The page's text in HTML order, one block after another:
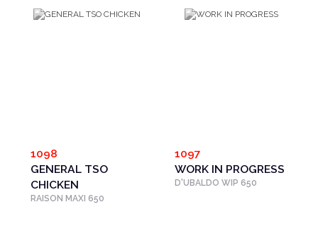
1098
GENERAL TSO
CHICKEN
RAISON MAXI 650
1097
WORK IN PROGRESS
D'UBALDO WIP 650